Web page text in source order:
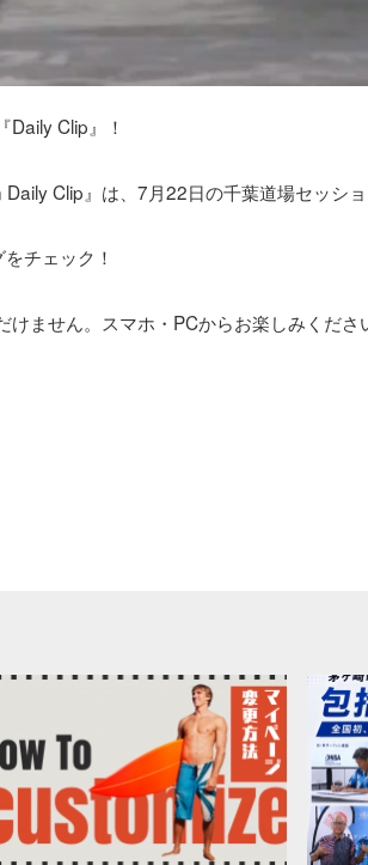
Clip』！
Clip』は、7月22日の千葉道場セッショ
チェック！
ません。スマホ・PCからお楽しみくださ